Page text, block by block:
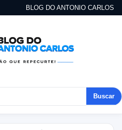
BLOG DO ANTONIO CARLOS
Buscar